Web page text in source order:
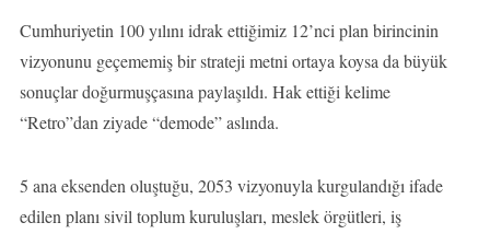
Cumhuriyetin 100 yılını idrak ettiğimiz 12’nci plan birincinin
vizyonunu geçememiş bir strateji metni ortaya koysa da büyük
sonuçlar doğurmuşçasına paylaşıldı. Hak ettiği kelime
“Retro”dan ziyade “demode” aslında.
5 ana eksenden oluştuğu, 2053 vizyonuyla kurgulandığı ifade
edilen planı sivil toplum kuruluşları, meslek örgütleri, iş